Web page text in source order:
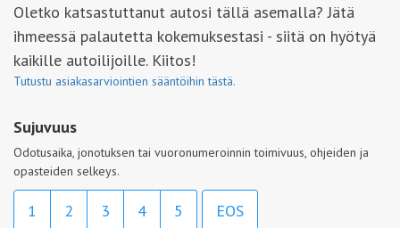
Oletko katsastuttanut autosi tällä asemalla? Jätä
ihmeessä palautetta kokemuksestasi - siitä on hyötyä
kaikille autoilijoille. Kiitos!
Tutustu asiakasarviointien sääntöihin tästä.
Sujuvuus
Odotusaika, jonotuksen tai vuoronumeroinnin toimivuus, ohjeiden ja
opasteiden selkeys.
1 2 3 4 5 EOS